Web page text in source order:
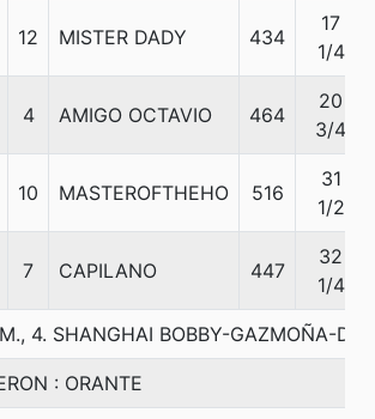
12 MISTER DADY 434
17
1/4
4 AMIGO OCTAVIO 464
20
3/4
10 MASTEROFTHEHO 516
31
1/2
7 CAPILANO 447
32
1/4
4. SHANGHAI BOBBY-GAZMOÑA-
: ORANTE